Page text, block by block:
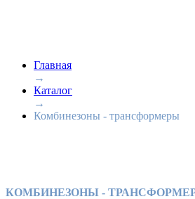
Главная
→
Каталог
→
Комбинезоны - трансформеры
КОМБИНЕЗОНЫ -